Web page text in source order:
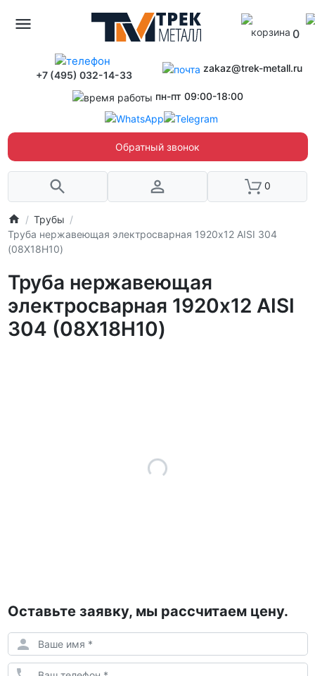
0
+7 (495) 032-14-33
zakaz@trek-metall.ru
пн-пт 09:00-18:00
Обратный звонок
0
Трубы
Труба нержавеющая электросварная 1920х12 AISI 304
(08Х18Н10)
Труба нержавеющая
электросварная 1920х12 AISI
304 (08Х18Н10)
Оставьте заявку, мы рассчитаем цену.